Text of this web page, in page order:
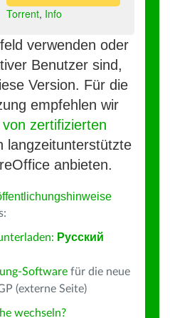
Torrent, Info
verwenden oder
Benutzer sind,
Version. Für die
empfehlen wir
zertifizierten
langzeitunterstützte
anbieten.
Русский
Software für die neue
(externe Seite)
wechseln?